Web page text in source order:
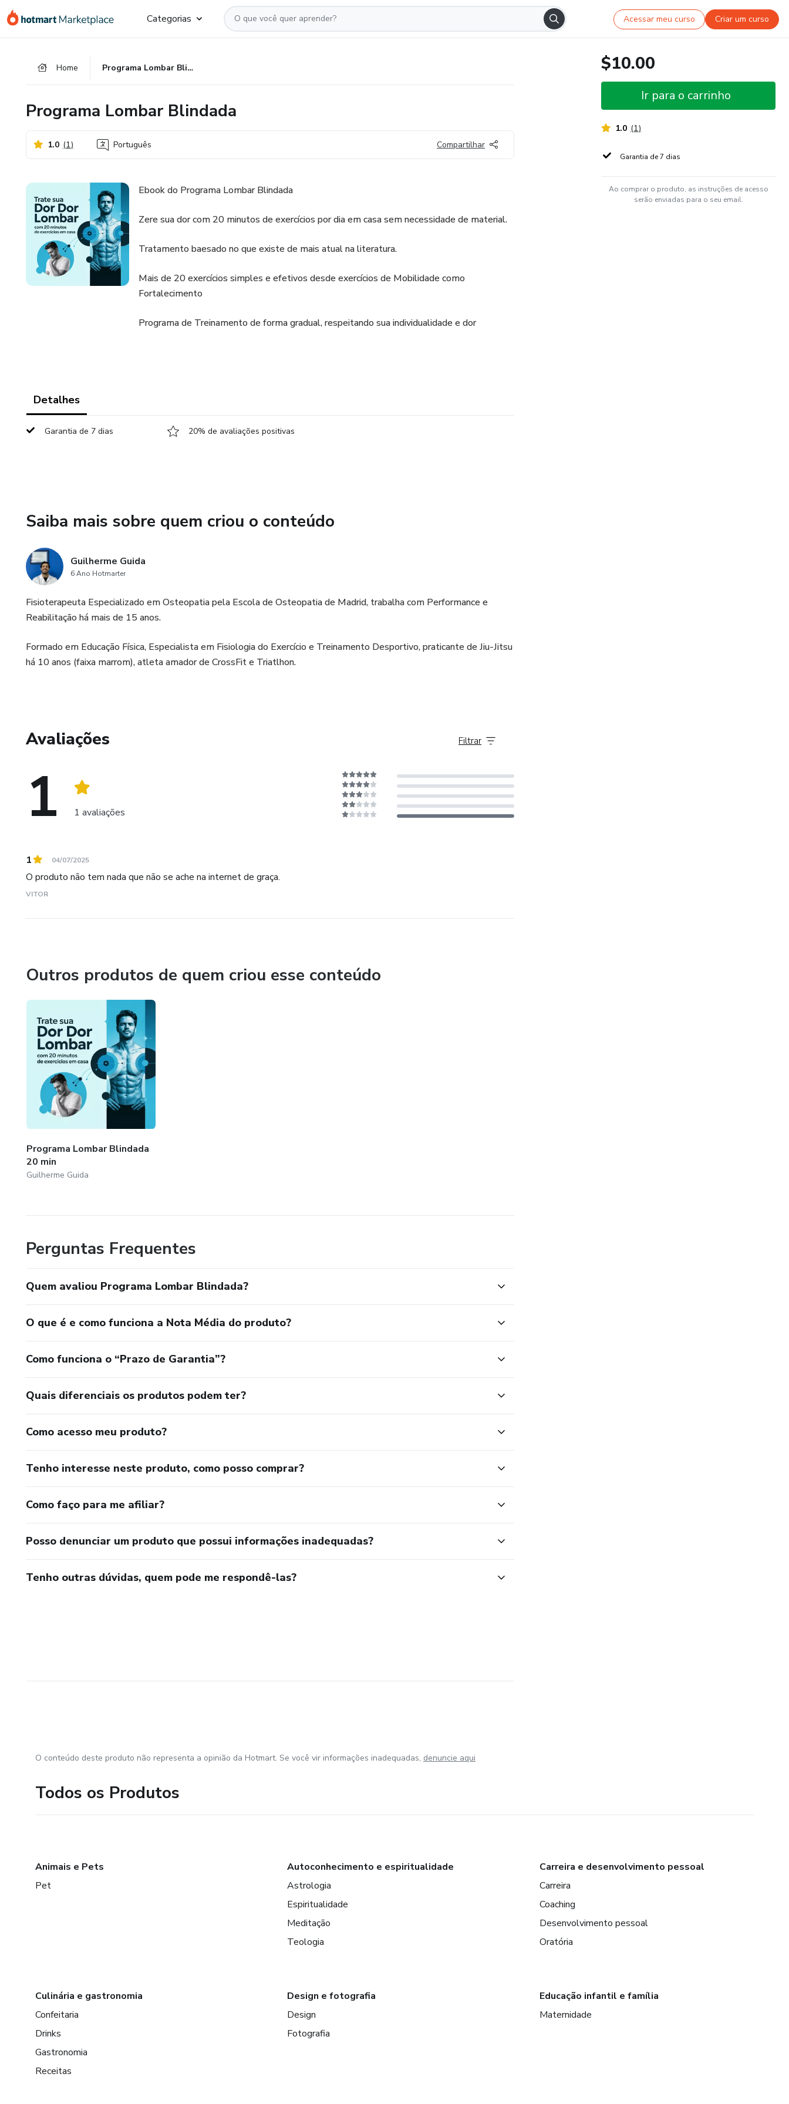
para
para
para
Categorias Acessar meu curso Criar um curso
Home Programa Lombar Blindada
Programa Lombar Blindada
1.0 (1) Português Compartilhar
Ebook do Programa Lombar Blindada
Zere sua dor com 20 minutos de exercícios por dia em casa sem necessidade de material.
Tratamento baesado no que existe de mais atual na literatura.
Mais de 20 exercícios simples e efetivos desde exercícios de Mobilidade como
Fortalecimento
Programa de Treinamento de forma gradual, respeitando sua individualidade e dor
Detalhes
Garantia de 7 dias 20% de avaliações positivas
Saiba mais sobre quem criou o conteúdo
Guilherme Guida
6 Ano Hotmarter
Fisioterapeuta Especializado em Osteopatia pela Escola de Osteopatia de Madrid, trabalha com Performance e
Reabilitação há mais de 15 anos.
Formado em Educação Física, Especialista em Fisiologia do Exercício e Treinamento Desportivo, praticante de Jiu-Jitsu
há 10 anos (faixa marrom), atleta amador de CrossFit e Triatlhon.
Avaliações
1 1 avaliações
Filtrar
1 04/07/2025
O produto não tem nada que não se ache na internet de graça.
VITOR
Outros produtos de quem criou esse conteúdo
Programa Lombar Blindada
20 min
Guilherme Guida
Perguntas Frequentes
Quem avaliou Programa Lombar Blindada?
O que é e como funciona a Nota Média do produto?
Como funciona o “Prazo de Garantia”?
Quais diferenciais os produtos podem ter?
Como acesso meu produto?
Tenho interesse neste produto, como posso comprar?
Como faço para me afiliar?
Posso denunciar um produto que possui informações inadequadas?
Tenho outras dúvidas, quem pode me respondê-las?
$10.00
Ir para o carrinho
1.0 (1)
Garantia de 7 dias
Ao comprar o produto, as instruções de acesso
serão enviadas para o seu email.
O conteúdo deste produto não representa a opinião da Hotmart. Se você vir informações inadequadas, denuncie aqui
Todos os Produtos
Animais e Pets
Pet
Autoconhecimento e espiritualidade
Astrologia
Espiritualidade
Meditação
Teologia
Carreira e desenvolvimento pessoal
Carreira
Coaching
Desenvolvimento pessoal
Oratória
Culinária e gastronomia
Confeitaria
Drinks
Gastronomia
Receitas
Design e fotografia
Design
Fotografia
Educação infantil e família
Maternidade